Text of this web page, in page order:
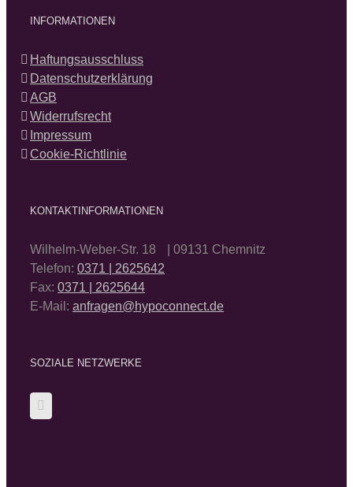
INFORMATIONEN
Haftungsausschluss
Datenschutzerklärung
AGB
Widerrufsrecht
Impressum
Cookie-Richtlinie
KONTAKTINFORMATIONEN
Wilhelm-Weber-Str. 18 | 09131 Chemnitz
Telefon: 0371 | 2625642
Fax: 0371 | 2625644
E-Mail: anfragen@hypoconnect.de
SOZIALE NETZWERKE